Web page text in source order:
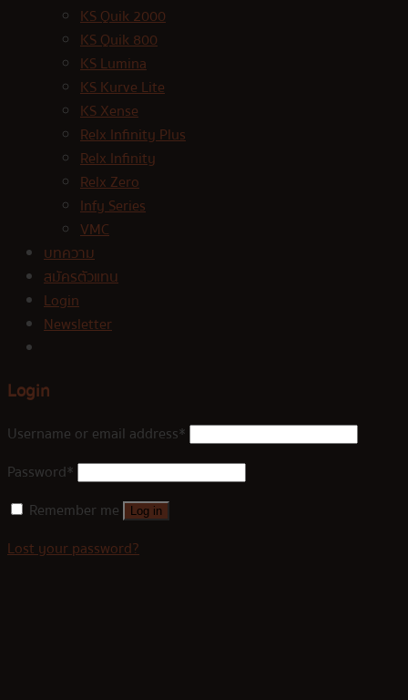
KS Quik 2000
KS Quik 800
KS Lumina
KS Kurve Lite
KS Xense
Relx Infinity Plus
Relx Infinity
Relx Zero
Infy Series
VMC
บทความ
สมัครตัวแทน
Login
Newsletter
Login
Username or email address*
Password*
Remember me
Log in
Lost your password?